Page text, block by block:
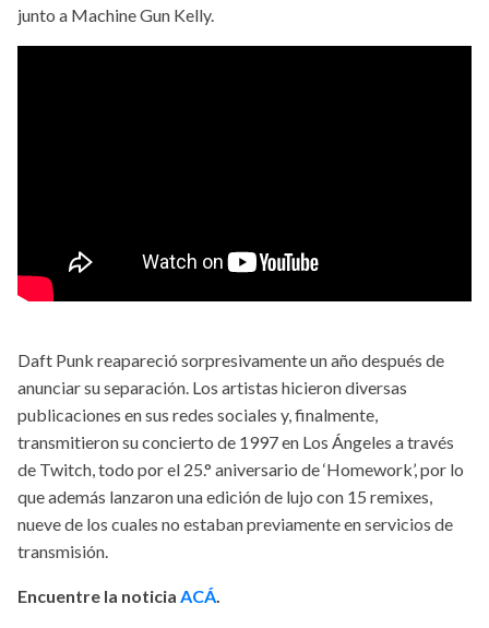
junto a Machine Gun Kelly.
Daft Punk reapareció sorpresivamente un año después de
anunciar su separación. Los artistas hicieron diversas
publicaciones en sus redes sociales y, finalmente,
transmitieron su concierto de 1997 en Los Ángeles a través
de Twitch, todo por el 25.° aniversario de ‘Homework’, por lo
que además lanzaron una edición de lujo con 15 remixes,
nueve de los cuales no estaban previamente en servicios de
transmisión.
Encuentre la noticia ACÁ.